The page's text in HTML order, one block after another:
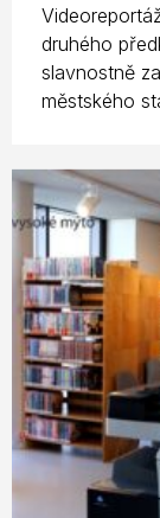
druhého
slavnostně
městského